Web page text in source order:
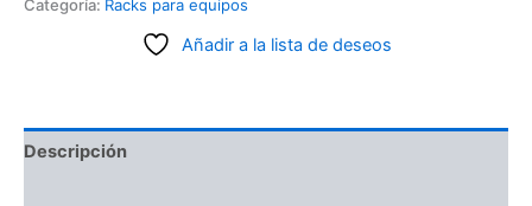
Categoría: Racks para equipos
Añadir a la lista de deseos
Descripción